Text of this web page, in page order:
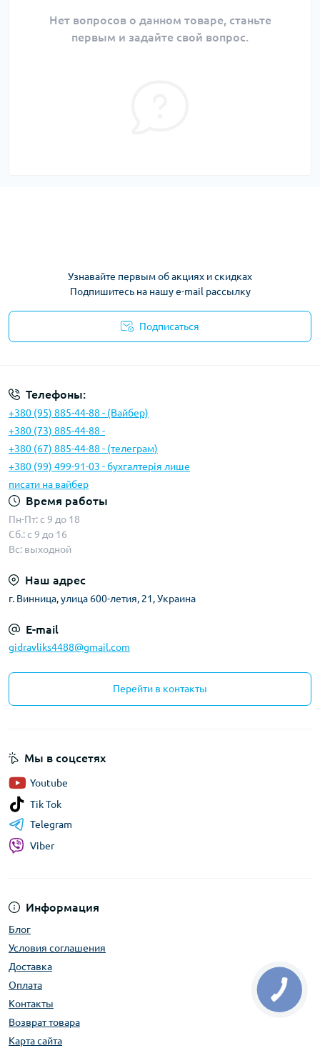
Нет вопросов о данном товаре, станьте
первым и задайте свой вопрос.
Узнавайте первым об акциях и скидках
Подпишитесь на нашу e-mail рассылку
Подписаться
Телефоны:
+380 (95) 885-44-88 - (Вайбер)
+380 (73) 885-44-88 -
+380 (67) 885-44-88 - (телеграм)
+380 (99) 499-91-03 - бухгалтерія лише
писати на вайбер
Время работы
Пн-Пт: с 9 до 18
Сб.: с 9 до 16
Вс: выходной
Наш адрес
г. Винница, улица 600-летия, 21, Украина
E-mail
gidravliks4488@gmail.com
Перейти в контакты
Информация
Блог
Условия соглашения
Доставка
Оплата
Контакты
Возврат товара
Карта сайта
Мы в соцсетях
Youtube
Tik Tok
Telegram
Viber